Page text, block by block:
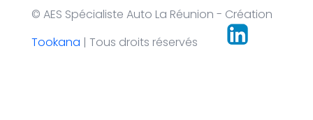
© AES Spécialiste Auto La Réunion - Création
Tookana | Tous droits réservés